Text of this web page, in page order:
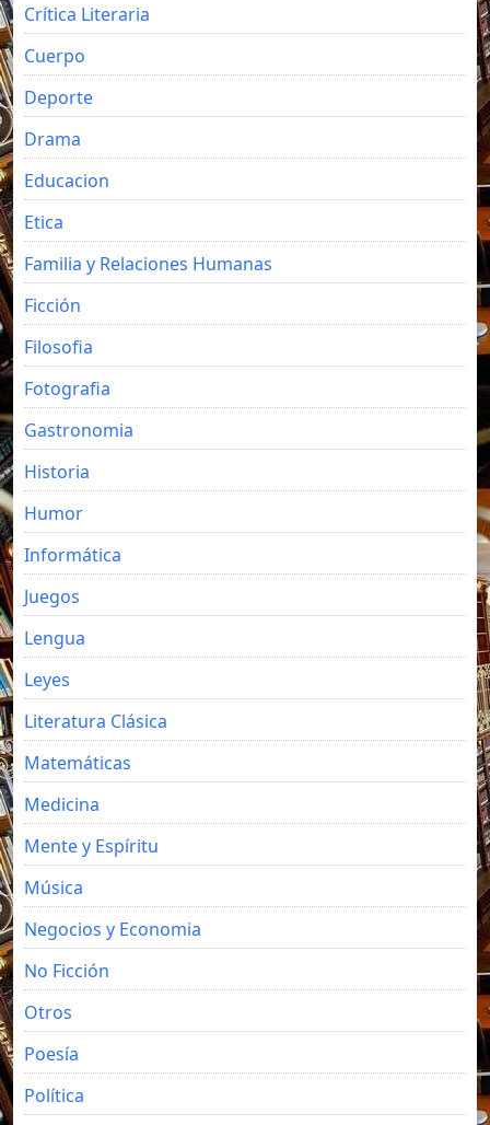
Crítica Literaria
Cuerpo
Deporte
Drama
Educacion
Etica
Familia y Relaciones Humanas
Ficción
Filosofia
Fotografia
Gastronomia
Historia
Humor
Informática
Juegos
Lengua
Leyes
Literatura Clásica
Matemáticas
Medicina
Mente y Espíritu
Música
Negocios y Economia
No Ficción
Otros
Poesía
Política